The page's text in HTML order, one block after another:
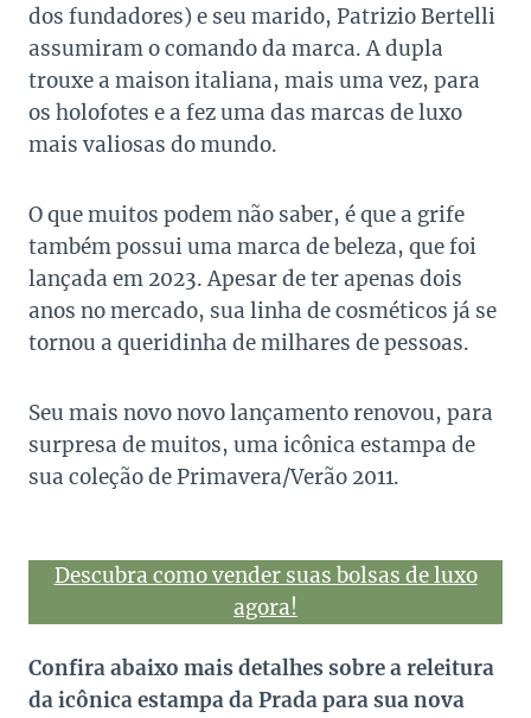
dos fundadores) e seu marido, Patrizio Bertelli
assumiram o comando da marca. A dupla
trouxe a maison italiana, mais uma vez, para
os holofotes e a fez uma das marcas de luxo
mais valiosas do mundo.
O que muitos podem não saber, é que a grife
também possui uma marca de beleza, que foi
lançada em 2023. Apesar de ter apenas dois
anos no mercado, sua linha de cosméticos já se
tornou a queridinha de milhares de pessoas.
Seu mais novo novo lançamento renovou, para
surpresa de muitos, uma icônica estampa de
sua coleção de Primavera/Verão 2011.
Descubra como vender suas bolsas de luxo
agora!
Confira abaixo mais detalhes sobre a releitura
da icônica estampa da Prada para sua nova